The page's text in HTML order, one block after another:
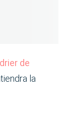
de
la